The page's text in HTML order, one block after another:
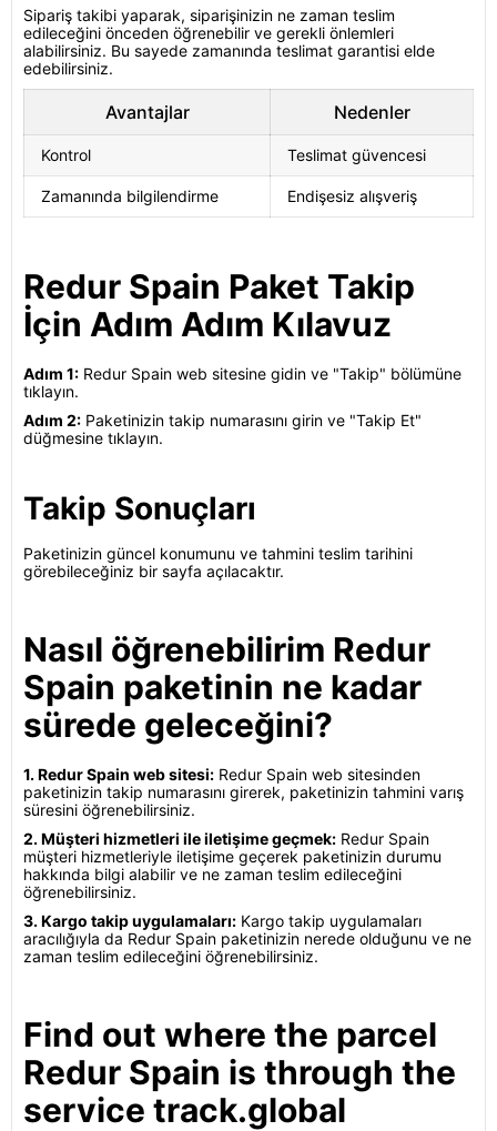
Sipariş takibi yaparak, siparişinizin ne zaman teslim
edileceğini önceden öğrenebilir ve gerekli önlemleri
alabilirsiniz. Bu sayede zamanında teslimat garantisi elde
edebilirsiniz.
Avantajlar Nedenler
Kontrol Teslimat güvencesi
Zamanında bilgilendirme Endişesiz alışveriş
Redur Spain Paket Takip
İçin Adım Adım Kılavuz
Adım 1: Redur Spain web sitesine gidin ve "Takip" bölümüne
tıklayın.
Adım 2: Paketinizin takip numarasını girin ve "Takip Et"
düğmesine tıklayın.
Takip Sonuçları
Paketinizin güncel konumunu ve tahmini teslim tarihini
görebileceğiniz bir sayfa açılacaktır.
Nasıl öğrenebilirim Redur
Spain paketinin ne kadar
sürede geleceğini?
1. Redur Spain web sitesi: Redur Spain web sitesinden
paketinizin takip numarasını girerek, paketinizin tahmini varış
süresini öğrenebilirsiniz.
2. Müşteri hizmetleri ile iletişime geçmek: Redur Spain
müşteri hizmetleriyle iletişime geçerek paketinizin durumu
hakkında bilgi alabilir ve ne zaman teslim edileceğini
öğrenebilirsiniz.
3. Kargo takip uygulamaları: Kargo takip uygulamaları
aracılığıyla da Redur Spain paketinizin nerede olduğunu ve ne
zaman teslim edileceğini öğrenebilirsiniz.
Find out where the parcel
Redur Spain is through the
service track.global